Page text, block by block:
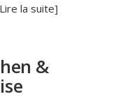
la suite]
&